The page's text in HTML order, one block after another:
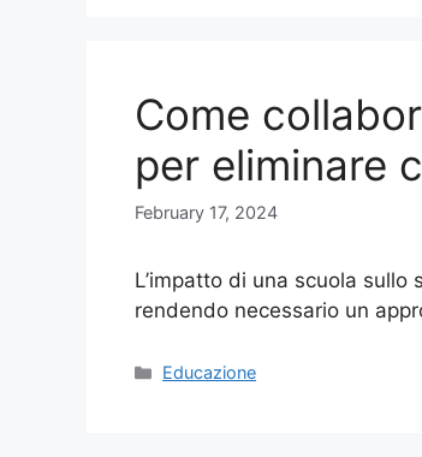
Come
per eliminare
February 17, 2024
L’impatto di una scuola
rendendo necessario un
Categories
Educazione